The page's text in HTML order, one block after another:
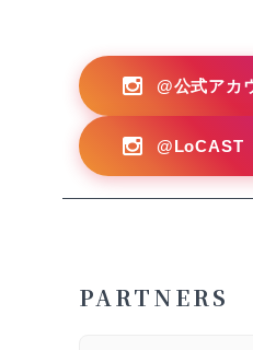
@公式アカ
@LoCAST
PARTNERS